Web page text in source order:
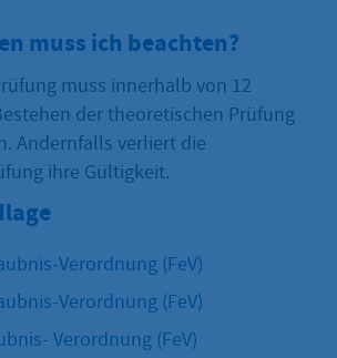
muss ich beachten?
muss innerhalb von 12
der theoretischen Prüfung
Andernfalls verliert die
ihre Gültigkeit.
Verordnung (FeV)
Verordnung (FeV)
Verordnung (FeV)